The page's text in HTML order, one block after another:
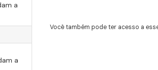
a
a
Você também pode ter acesso a